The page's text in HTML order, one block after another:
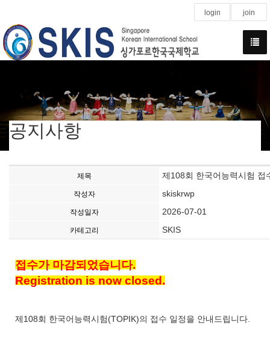
login join
공지사항
제목 제108회 한국어능력시험
작성자 skiskrwp
작성일자 2026-07-01
카테고리 SKIS
접수가 마감되었습니다.
Registration is now closed.
제108회 한국어능력시험(TOPIK)의 접수 일정을 안내드립니다.